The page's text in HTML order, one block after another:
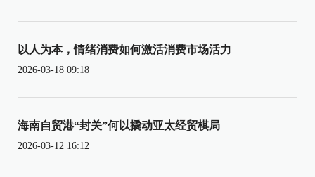
以人为本，情绪消费如何激活消费市场活力
2026-03-18 09:18
海南自贸港“封关”何以撬动亚太经贸棋局
2026-03-12 16:12